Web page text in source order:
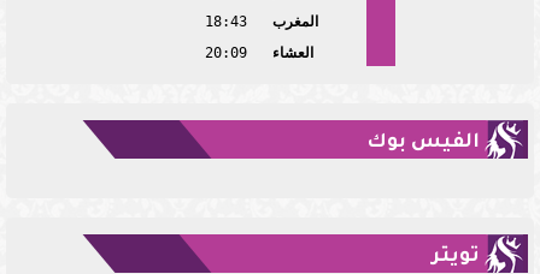
المغرب
18:43
العشاء
20:09
الفيس بوك
تويتر